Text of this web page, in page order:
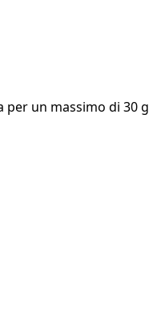
un massimo di 30